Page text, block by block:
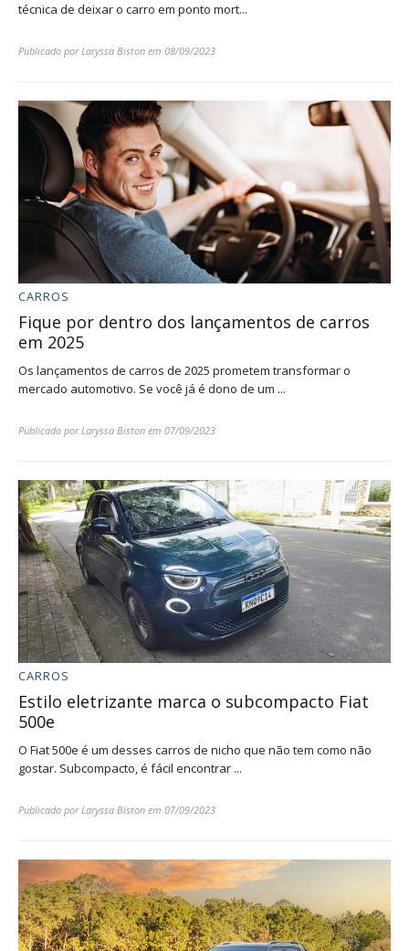
técnica de deixar o carro em ponto mort...
Publicado porLaryssa Biston em 08/09/2023
CARROS
Fique por dentro dos lançamentos de carros
em 2025
Os lançamentos de carros de 2025 prometem transformar o
mercado automotivo. Se você já é dono de um ...
Publicado porLaryssa Biston em 07/09/2023
CARROS
Estilo eletrizante marca o subcompacto Fiat
500e
O Fiat 500e é um desses carros de nicho que não tem como não
gostar. Subcompacto, é fácil encontrar ...
Publicado porLaryssa Biston em 07/09/2023